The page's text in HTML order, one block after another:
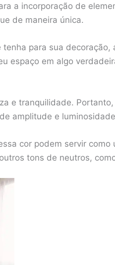
a incorporação de
de maneira única.
para sua
espaço em algo
e tranquilidade.
amplitude e
cor podem servir
tons de neutros,